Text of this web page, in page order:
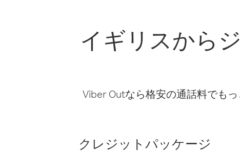
イギリスから
Viber Outなら格安の通話料でも
クレジットパッケージ